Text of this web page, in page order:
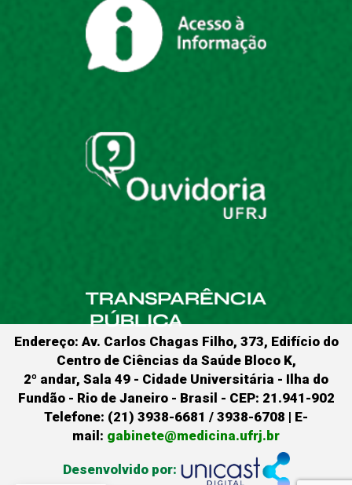
Endereço: Av. Carlos Chagas Filho, 373, Edifício do
Centro de Ciências da Saúde Bloco K,
2º andar, Sala 49 - Cidade Universitária - Ilha do
Fundão - Rio de Janeiro - Brasil - CEP: 21.941-902
Telefone: (21) 3938-6681 / 3938-6708 | E-
mail: gabinete@medicina.ufrj.br
Desenvolvido por: